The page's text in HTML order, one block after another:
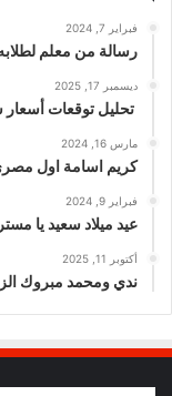
فبراير 7, 2024
رسالة من معلم
ديسمبر 17, 2025
تحليل توقعات أسعار
مارس 16, 2024
كريم اسامة اول
فبراير 9, 2024
عيد ميلاد سعيد يا
أكتوبر 11, 2025
ندي ومحمد مبروك